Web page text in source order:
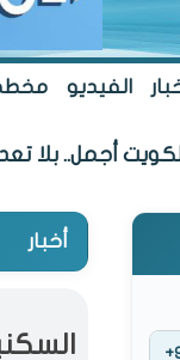
الفيديو مخطط
بلا تعديات
أخبار